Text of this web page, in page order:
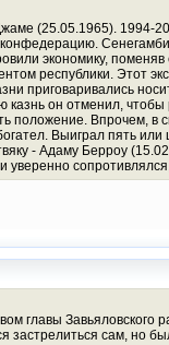
(25.05.1965). 1994-
экономику,
республики. Этот
приговаривались
он отменил,
положение. Впрочем,
Выиграл пять
- Адаму Берроу
уверенно
главы
застрелиться сам, но